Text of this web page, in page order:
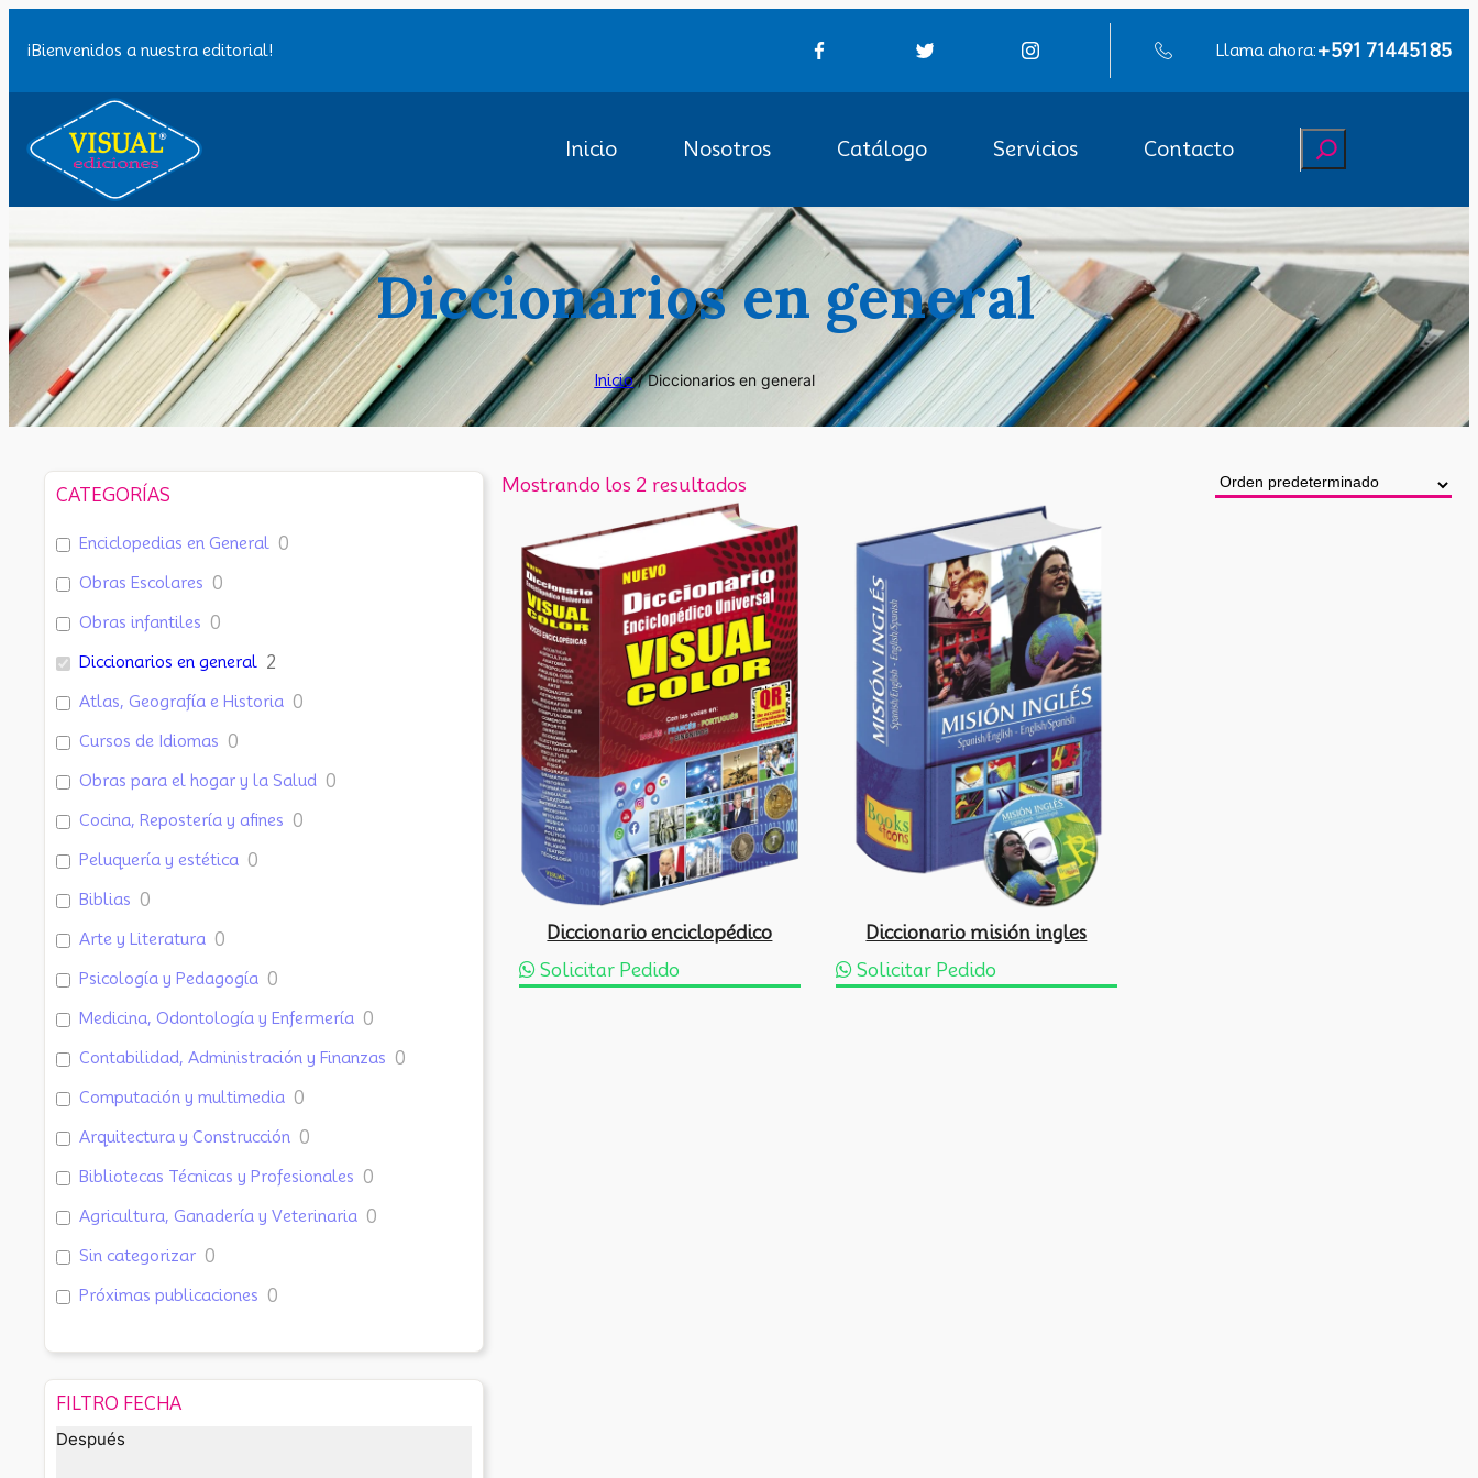
¡Bienvenidos a nuestra editorial! Llama ahora:+591 71445185
Inicio Nosotros Catálogo Servicios Contacto Buscar
Diccionarios en general
Inicio/ Diccionarios en general
CATEGORÍAS
Enciclopedias en General 0
Obras Escolares 0
Obras infantiles 0
Diccionarios en general 2
Atlas, Geografía e Historia 0
Cursos de Idiomas 0
Obras para el hogar y la Salud 0
Cocina, Repostería y afines 0
Peluquería y estética 0
Biblias 0
Arte y Literatura 0
Psicología y Pedagogía 0
Medicina, Odontología y Enfermería 0
Contabilidad, Administración y Finanzas 0
Computación y multimedia 0
Arquitectura y Construcción 0
Bibliotecas Técnicas y Profesionales 0
Agricultura, Ganadería y Veterinaria 0
Sin categorizar 0
Próximas publicaciones 0
FILTRO FECHA
Después
Mostrando los 2 resultados
Diccionario enciclopédico
Solicitar Pedido
Diccionario misión ingles
Solicitar Pedido